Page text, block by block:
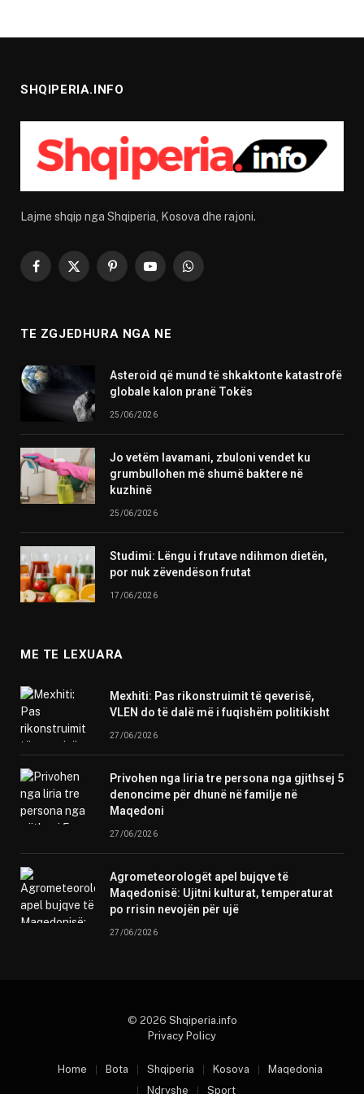
SHQIPERIA.INFO
Lajme shqip nga Shqiperia, Kosova dhe rajoni.
Facebook
X
PinterestYouTubeWhatsApp
TE ZGJEDHURA NGA NE
Asteroid që mund të shkaktonte katastrofë
globale kalon pranë Tokës
25/06/2026
Jo vetëm lavamani, zbuloni vendet ku
grumbullohen më shumë baktere në
kuzhinë
25/06/2026
Studimi: Lëngu i frutave ndihmon dietën,
por nuk zëvendëson frutat
17/06/2026
ME TE LEXUARA
Mexhiti: Pas rikonstruimit të qeverisë,
VLEN do të dalë më i fuqishëm politikisht
27/06/2026
Privohen nga liria tre persona nga gjithsej 5
denoncime për dhunë në familje në
Maqedoni
27/06/2026
Agrometeorologët apel bujqve të
Maqedonisë: Ujitni kulturat, temperaturat
po rrisin nevojën për ujë
27/06/2026
© 2026 Shqiperia.info
Privacy Policy
Home Bota Shqiperia Kosova
Maqedonia
Ndryshe
Sport